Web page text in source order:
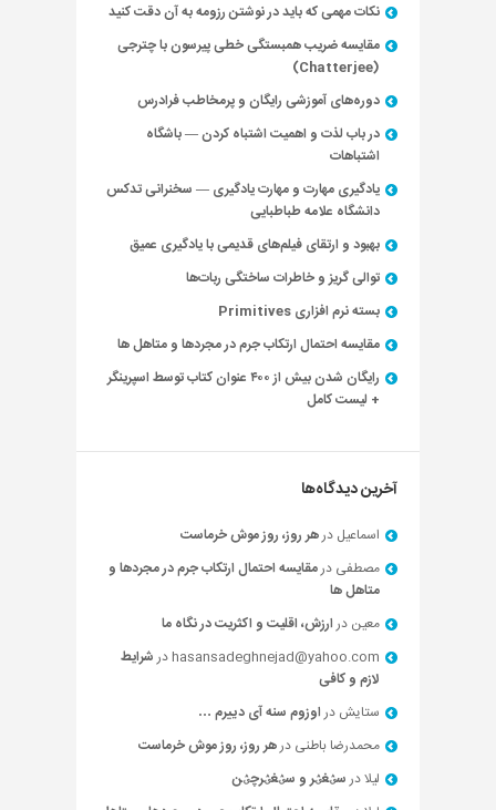
نکات مهمی که باید در نوشتن رزومه به آن دقت کنید
مقایسه ضریب همبستگی خطی پیرسون با چترجی
(Chatterjee)
دوره‌های آموزشی رایگان و پرمخاطب فرادرس
در باب لذت و اهمیت اشتباه کردن — باشگاه
اشتباهات
یادگیری مهارت و مهارت یادگیری — سخنرانی تدکس
دانشگاه علامه طباطبایی
بهبود و ارتقای فیلم‌های قدیمی با یادگیری عمیق
توالی گریز و خاطرات ساختگی ربات‌ها
بسته نرم افزاری Primitives
مقایسه احتمال ارتکاب جرم در مجردها و متاهل ها
رایگان شدن بیش از ۴۰۰ عنوان کتاب توسط اسپرینگر
+ لیست کامل
آخرین دیدگاه‌ها
اسماعیل درهر روز، روز موش خرماست
مصطفی درمقایسه احتمال ارتکاب جرم در مجردها و
متاهل ها
معین درارزش، اقلیت و اکثریت در نگاه ما
hasansadeghnejad@yahoo.com درشرایط
لازم و کافی
ستایش دراوزوم سنه آی دییرم …
محمدرضا باطنی درهر روز، روز موش خرماست
لیلادرسؽغؽر و سؽغؽرچؽن